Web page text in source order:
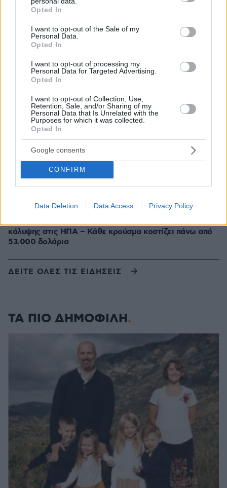
grant or deny consent to Google and its third-party tags to
use your data for below specified purposes in below Google
consent section.
Opted In
I want to opt-out of the Sale of my
Personal Data.
Opted In
I want to opt-out of processing my
Personal Data for Targeted Advertising.
Opted In
I want to opt-out of Collection, Use,
Retention, Sale, and/or Sharing of my
Personal Data that Is Unrelated with the
Purposes for which it was collected.
Opted In
Google consents
CONFIRM
Data Deletion Data Access Privacy Policy
Η απόλυτη υποκρισία του Ελληνικού κράτους
πριν 7 λεπτά
ΓΙΑΝΝΗΣ ΣΕΡΕΤΗΣ
Τεράστιο πρόβλημα στη μεσαία γραμμή, αποδοκιμασίες,
πίεση και εναλλακτικές
πριν 7 λεπτά
Μετέτρεψαν χωράφι στη Χαλκηδόνα Θεσσαλονίκης σε
χωματερή με μπάζα από ανακαινίσεις, δύο συλλήψεις
πριν 7 λεπτά
Το μυστήριο με το «rainbow baby» λύθηκε μετά από 65
χρόνια: Η πιο συγκινητική ιστορία υιοθεσίας
πριν 8 λεπτά
Συνεχίζει να γράφει ιστορία ο Άλεν: «Σέρβιρε» τον
Μέσι σε εντυπωσιακή εμφάνιση με 3 ασίστ
πριν 9 λεπτά
πριν 9 λεπτά
κάλυψης στις ΗΠΑ – Κάθε κρούσμα κοστίζει πάνω από
53.000 δολάρια
ΔΕΙΤΕ ΟΛΕΣ ΤΙΣ ΕΙΔΗΣΕΙΣ
ΤΑ ΠΙΟ ΔΗΜΟΦΙΛΗ